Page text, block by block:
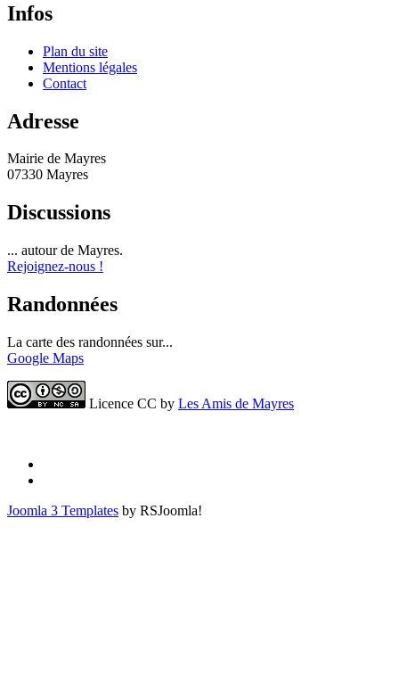
Infos
Plan du site
Mentions légales
Contact
Adresse
Mairie de Mayres
07330 Mayres
Discussions
... autour de Mayres.
Rejoignez-nous !
Randonnées
La carte des randonnées sur...
Google Maps
Licence CC by Les Amis de Mayres
Joomla 3 Templates by RSJoomla!